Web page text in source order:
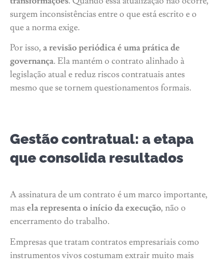
surgem inconsistências entre o que está escrito e o
que a norma exige.
Por isso, a revisão periódica é uma prática de
governança. Ela mantém o contrato alinhado à
legislação atual e reduz riscos contratuais antes
mesmo que se tornem questionamentos formais.
Gestão contratual: a etapa
que consolida resultados
A assinatura de um contrato é um marco importante,
masela representa o início da execução, não o
encerramento do trabalho.
Empresas que tratam contratos empresariais como
instrumentos vivos costumam extrair muito mais